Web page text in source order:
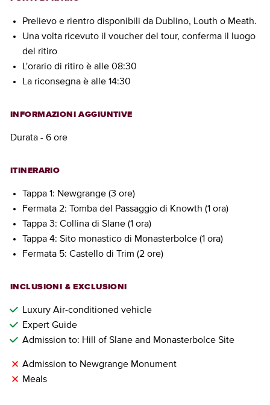
Prelievo e rientro disponibili da Dublino, Louth o Meath.
Una volta ricevuto il voucher del tour, conferma il luogo
del ritiro
L'orario di ritiro è alle 08:30
La riconsegna è alle 14:30
INFORMAZIONI AGGIUNTIVE
Durata - 6 ore
ITINERARIO
Tappa 1: Newgrange (3 ore)
Fermata 2: Tomba del Passaggio di Knowth (1 ora)
Tappa 3: Collina di Slane (1 ora)
Tappa 4: Sito monastico di Monasterbolce (1 ora)
Fermata 5: Castello di Trim (2 ore)
INCLUSIONI & EXCLUSIONI
Luxury Air-conditioned vehicle
Expert Guide
Admission to: Hill of Slane and Monasterbolce Site
Admission to Newgrange Monument
Meals